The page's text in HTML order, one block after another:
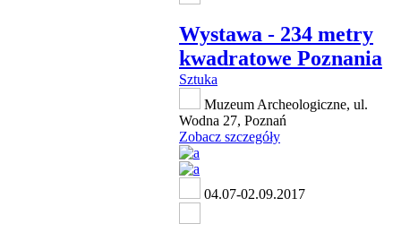
Wystawa - 234 metry
kwadratowe Poznania
Sztuka
Muzeum Archeologiczne, ul.
Wodna 27, Poznań
Zobacz szczegóły
04.07-02.09.2017